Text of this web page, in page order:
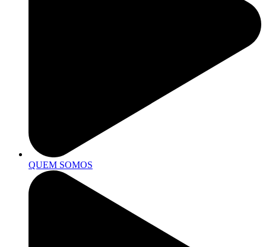
QUEM SOMOS